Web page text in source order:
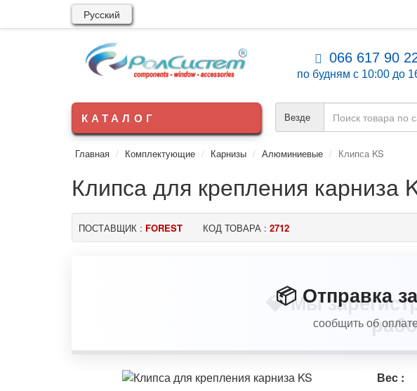
Русский
066 617 90
по будням с 10:00 до
Везде
КАТАЛОГ
Главная Комплектующие Карнизы Алюминиевые Клипса KS
Клипса для крепления карниза
ПОСТАВЩИК : FOREST КОД ТОВАРА : 2712
💎 Мы
Вес :